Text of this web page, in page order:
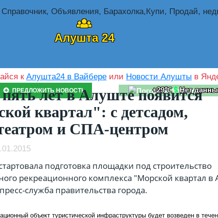
Алушта 24
ПРЕДЛОЖИТЬ НОВОСТЬ +29℃ Нет
к Алушта24 в Вайбереили Новости Алушты в
лет в Алуште появится
квартал": с детсадом,
и СПА-центром
подготовка площадки под строительство
рекреационного комплекса "Морской квартал в
служба правительства города.
объект туристической инфраструктуры будет возведен в